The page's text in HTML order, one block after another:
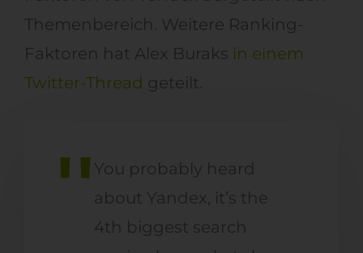
Themenbereich Weitere Ranking -
Faktoren hat Alex Buraks in einem
Twitter-Thread geteilt
You probably heard
about Yandex, it’s the
4th biggest search